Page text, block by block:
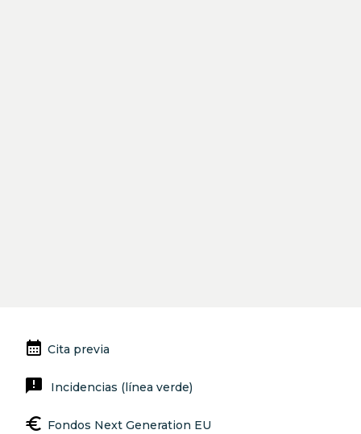
calendar_month Cita previa
announcement Incidencias (línea verde)
euro Fondos Next Generation EU